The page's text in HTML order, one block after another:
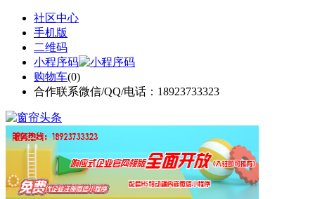
社区中心
手机版
二维码
小程序码
购物车(0)
合作联系微信/QQ/电话：18923733323